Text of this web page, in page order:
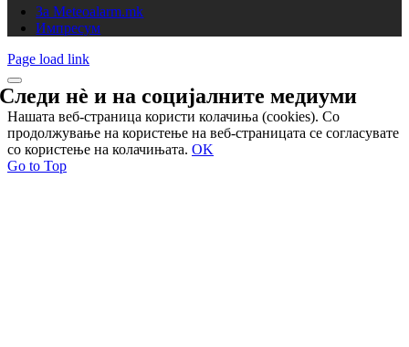
За Meteoalarm.mk
Импресум
Page load link
Следи нѐ и насоцијалните медиуми
Нашата веб-страница користи колачиња (cookies). Со
продолжување на користење на веб-страницата се согласувате
со користење на колачињата. OK
Go to Top